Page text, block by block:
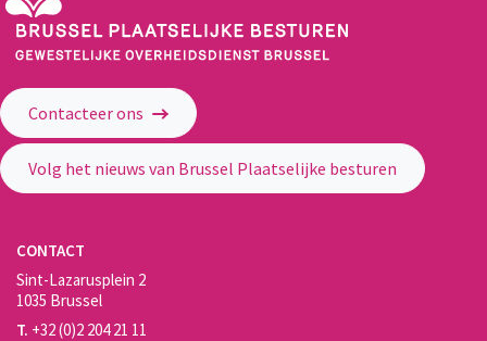
Contacteer ons
Volg het nieuws van Brussel Plaatselijke besturen
CONTACT
Sint-Lazarusplein 2
1035 Brussel
T. +32 (0)2 204 21 11